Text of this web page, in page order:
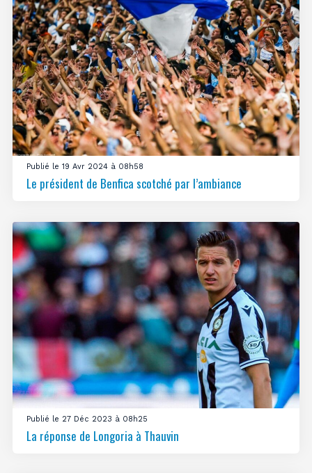
Publié le 19 Avr 2024 à 08h58
Le président de Benfica scotché par l’ambiance
Publié le 27 Déc 2023 à 08h25
La réponse de Longoria à Thauvin